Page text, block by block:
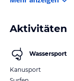
Aktivitäten
Wassersport
Kanusport